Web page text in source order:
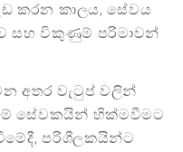
කරන කාලය, සේවය
සහ විකුණුම් පරිමාවන්
අතර වැටුප් වලින්
සේවකයින් හික්මවීමට
පරිශීලකයින්ට